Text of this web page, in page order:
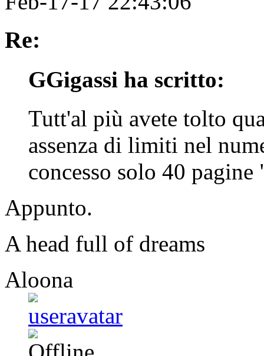
Re:
GGigassi ha scritto:
Tutt'al più avete tolto
assenza di limiti nel
concesso solo 40
Appunto.
A head full of dreams
Aloona